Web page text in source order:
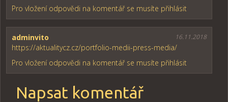
Pro vložení odpovědi na komentář se musíte přihlásit
adminvito 16.11.2018
https://aktualitycz.cz/portfolio-medii-press-media/
Pro vložení odpovědi na komentář se musíte přihlásit
Napsat komentář